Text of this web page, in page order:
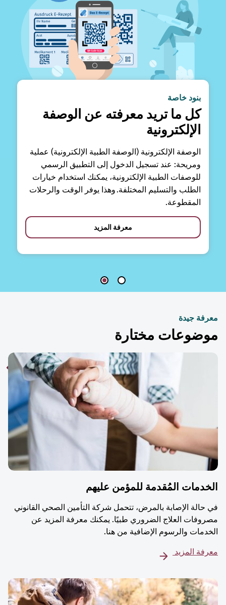
بنود خاصة
كل ما تريد معرفته عن الوصفة
الإلكترونية
الوصفة الإلكترونية (الوصفة الطبية الإلكترونية) عملية
ومريحة: عند تسجيل الدخول إلى التطبيق الرسمي
للوصفات الطبية الإلكترونية، يمكنك استخدام خيارات
الطلب والتسليم المختلفة. وهذا يوفر الوقت والرحلات
المقطوعة.
معرفة المزيد
جيدة
مختارة
المُقدمة للمؤمن عليهم
الإصابة بالمرض، تتحمل شركة التأمين الصحي القانوني
العلاج الضروري طبيًا. يمكنك معرفة المزيد عن
والرسوم الإضافية من هنا.
المزيد